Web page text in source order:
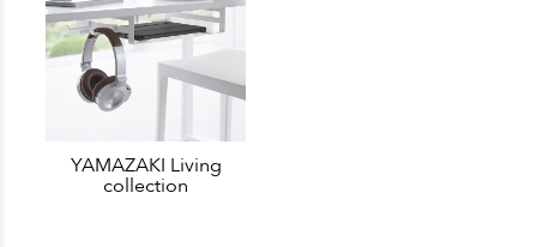
YAMAZAKI Living
collection